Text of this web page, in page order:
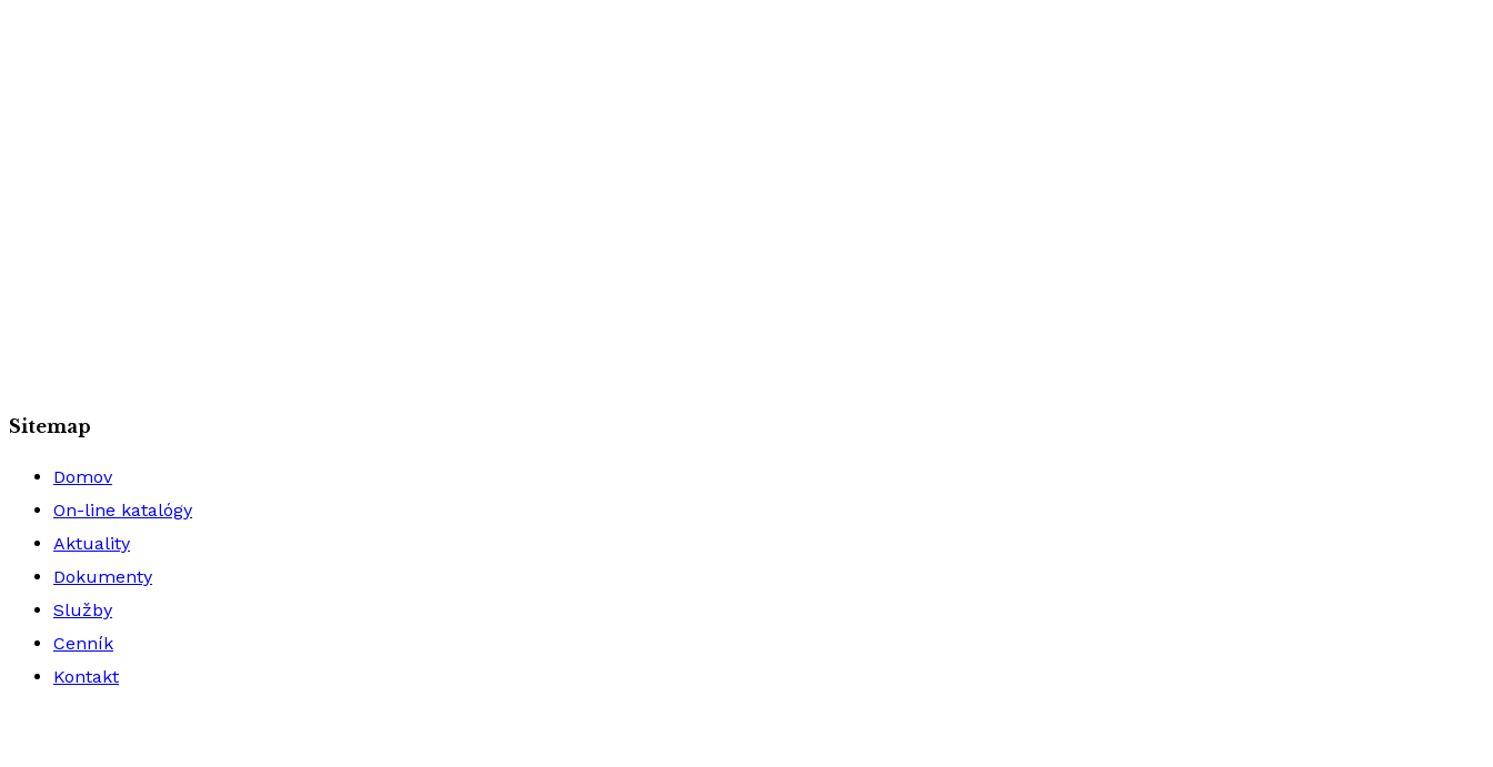
Sitemap
Domov
On-line katalógy
Aktuality
Dokumenty
Služby
Cenník
Kontakt